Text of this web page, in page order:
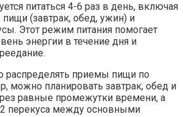
питаться 4-6 раз в день, включая
(завтрак, обед, ужин) и
Этот режим питания помогает
энергии в течение дня и
распределять приемы пищи по
можно планировать завтрак, обед и
равные промежутки времени, а
перекуса между основными